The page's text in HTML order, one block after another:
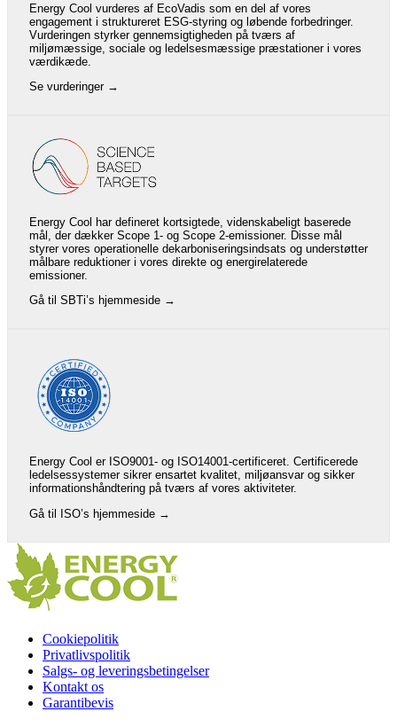
Energy Cool vurderes af EcoVadis som en del af vores
engagement i struktureret ESG-styring og løbende forbedringer.
Vurderingen styrker gennemsigtigheden på tværs af
miljømæssige, sociale og ledelsesmæssige præstationer i vores
værdikæde.
Se vurderinger →
Energy Cool har defineret kortsigtede, videnskabeligt baserede
mål, der dækker Scope 1- og Scope 2-emissioner. Disse mål
styrer vores operationelle dekarboniseringsindsats og understøtter
målbare reduktioner i vores direkte og energirelaterede
emissioner.
Gå til SBTi’s hjemmeside →
Energy Cool er ISO9001- og ISO14001-certificeret. Certificerede
ledelsessystemer sikrer ensartet kvalitet, miljøansvar og sikker
informationshåndtering på tværs af vores aktiviteter.
Gå til ISO’s hjemmeside →
Cookiepolitik
Privatlivspolitik
Salgs- og leveringsbetingelser
Kontakt os
Garantibevis